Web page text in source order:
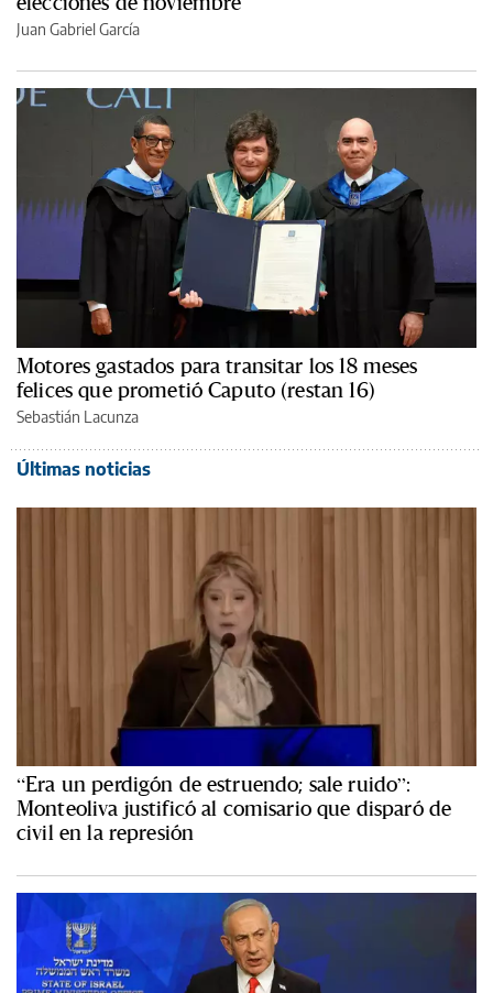
Juan Gabriel García
Motores gastados para transitar los 18 meses
felices que prometió Caputo (restan 16)
Sebastián Lacunza
Últimas noticias
“Era un perdigón de estruendo; sale ruido”:
Monteoliva justificó al comisario que disparó de
civil en la represión